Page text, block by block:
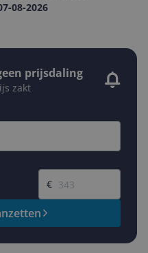
08-2026
prijsdaling
zakt
Gewenste prijs
€